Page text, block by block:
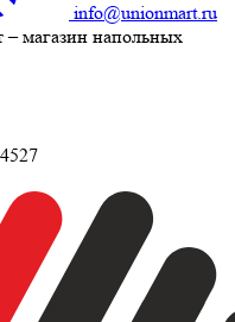
info@unionmart.ru
магазин напольных